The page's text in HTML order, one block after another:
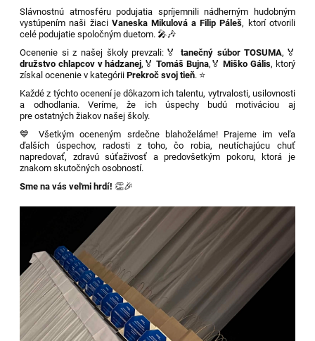
Slávnostnú atmosféru podujatia spríjemnili nádherným hudobným
vystúpením naši žiaci Vaneska Mikulová a Filip Páleš, ktorí otvorili
celé podujatie spoločným duetom. 🎤🎶
Ocenenie si z našej školy prevzali: 🏅 tanečný súbor TOSUMA, 🏅
družstvo chlapcov v hádzanej, 🏅Tomáš Bujna, 🏅Miško Gális, ktorý
získal ocenenie v kategóriiPrekroč svoj tieň. ⭐
Každé z týchto ocenení je dôkazom ich talentu, vytrvalosti, usilovnosti
a odhodlania. Veríme, že ich úspechy budú motiváciou aj
pre ostatných žiakov našej školy.
💙 Všetkým oceneným srdečne blahoželáme! Prajeme im veľa
ďalších úspechov, radosti z toho, čo robia, neutíchajúcu chuť
napredovať, zdravú súťaživosť a predovšetkým pokoru, ktorá je
znakom skutočných osobností.
Sme na vás veľmi hrdí! 👏🎉